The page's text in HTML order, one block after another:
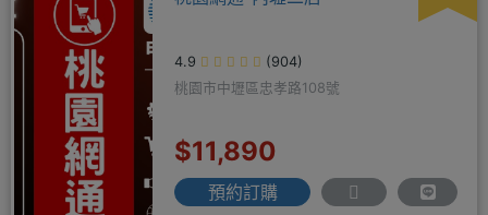
4.9
(904)
桃園市中壢區忠孝路108號
$11,890
預約訂購